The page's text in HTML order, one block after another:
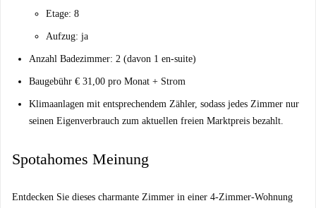
Etage: 8
Aufzug: ja
Anzahl Badezimmer: 2 (davon 1 en-suite)
Baugebühr € 31,00 pro Monat + Strom
Klimaanlagen mit entsprechendem Zähler, sodass jedes Zimmer nur
seinen Eigenverbrauch zum aktuellen freien Marktpreis bezahlt.
Spotahomes Meinung
Entdecken Sie dieses charmante Zimmer in einer 4-Zimmer-Wohnung